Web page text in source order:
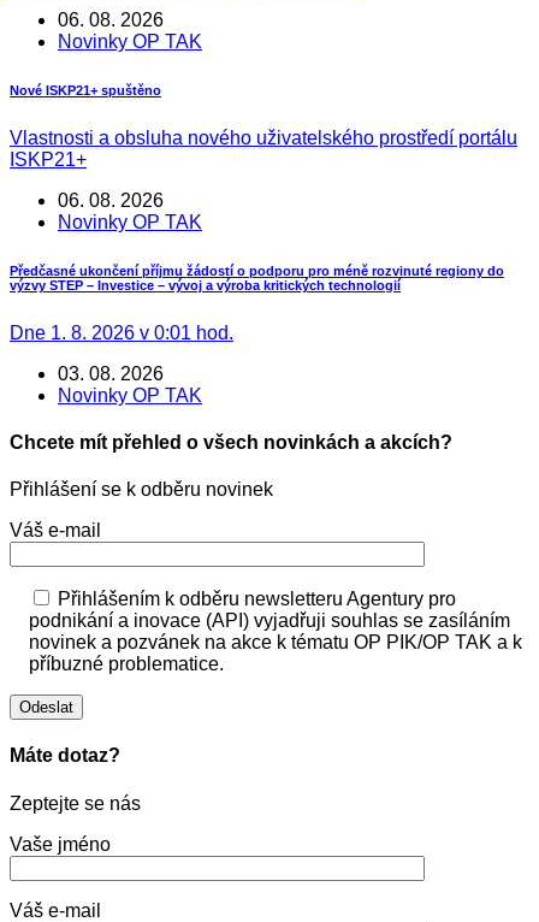
06. 08. 2026
Novinky OP TAK
Nové ISKP21+ spuštěno
Vlastnosti a obsluha nového uživatelského prostředí portálu
ISKP21+
06. 08. 2026
Novinky OP TAK
Předčasné ukončení příjmu žádostí o podporu pro méně rozvinuté regiony do
výzvy STEP – Investice – vývoj a výroba kritických technologií
Dne 1. 8. 2026 v 0:01 hod.
03. 08. 2026
Novinky OP TAK
Chcete mít přehled o všech novinkách a akcích?
Přihlášení se k odběru novinek
Váš e-mail
Přihlášením k odběru newsletteru Agentury pro
podnikání a inovace (API) vyjadřuji souhlas se zasíláním
novinek a pozvánek na akce k tématu OP PIK/OP TAK a k
příbuzné problematice.
Máte dotaz?
Zeptejte se nás
Vaše jméno
Váš e-mail